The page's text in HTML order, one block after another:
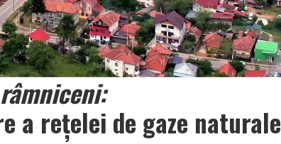
a reţelei de gaze naturale